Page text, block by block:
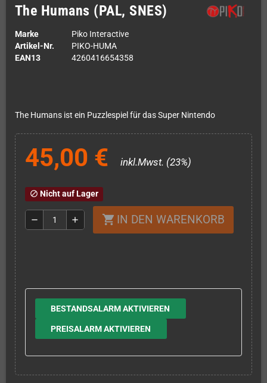
The Humans (PAL, SNES)
Marke
Piko Interactive
Artikel-Nr.
PIKO-HUMA
EAN13
4260416654358
The Humans ist ein Puzzlespiel für das Super Nintendo
45,00 € inkl.Mwst. (23%)
block Nicht auf Lager
remove add shopping_cart IN DEN WARENKORB
BESTANDSALARM AKTIVIEREN
PREISALARM AKTIVIEREN